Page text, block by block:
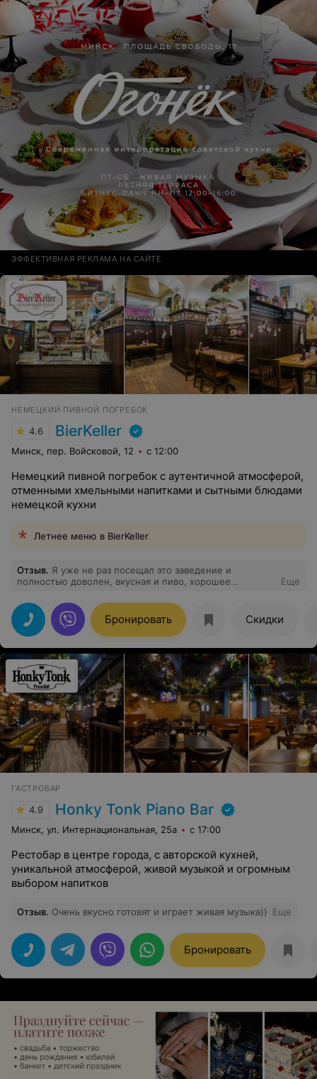
ЭФФЕКТИВНАЯ РЕКЛАМА НА САЙТЕ
НЕМЕЦКИЙ ПИВНОЙ ПОГРЕБОК
4.6 BierKeller
Минск, пер. Войсковой, 12 с 12:00
Немецкий пивной погребок с аутентичной атмосферой,
отменными хмельными напитками и сытными блюдами
немецкой кухни
Летнее меню в BierKeller
Отзыв. Я уже не раз посещал это заведение и
полностью доволен, вкусная и пиво, хорошее
советую!
Еще
Бронировать Скидки
ГАСТРОБАР
4.9 Honky Tonk Piano Bar
Минск, ул. Интернациональная, 25а с 17:00
Рестобар в центре города, с авторской кухней,
уникальной атмосферой, живой музыкой и огромным
выбором напитков
Отзыв. Очень вкусно готовят и играет живая музыка)) Еще
Бронировать